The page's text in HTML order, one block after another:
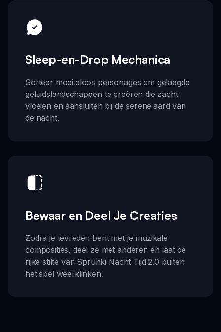
Sleep-en-Drop Mechanica
Sorteer moeiteloos personages om gelaagde
geluidslandschappen te creëren die zacht
vloeien en aansluiten bij de serene aard van
de nacht.
Bewaar en Deel Je Creaties
Zodra je tevreden bent met je muzikale
composities, deel ze met anderen en laat de
rijke stilte van Sprunki Nacht Tijd 2.0 buiten
het spel weerklinken.